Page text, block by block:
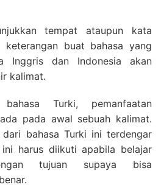
tempat ataupun kata
keterangan buat bahasa yang
Inggris dan Indonesia akan
kalimat.
Turki, pemanfaatan
pada awal sebuah kalimat.
dari bahasa Turki ini terdengar
harus diikuti apabila belajar
tujuan supaya bisa